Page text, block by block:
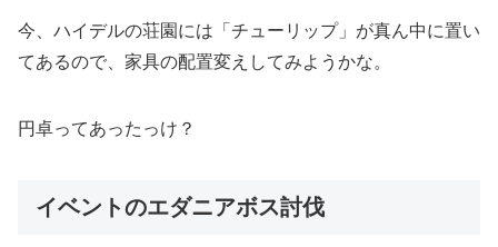
今、ハイデルの荘園には「チューリップ」が真ん中に置い
てあるので、家具の配置変えしてみようかな。
円卓ってあったっけ？
イベントのエダニアボス討伐